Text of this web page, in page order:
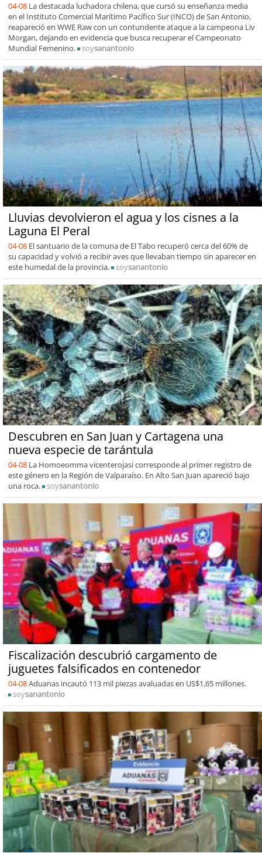
04-08 La destacada luchadora chilena, que cursó su enseñanza media
en el Instituto Comercial Marítimo Pacífico Sur (INCO) de San Antonio,
reapareció en WWE Raw con un contundente ataque a la campeona Liv
Morgan, dejando en evidencia que busca recuperar el Campeonato
Mundial Femenino.
soysanantonio
Lluvias devolvieron el agua y los cisnes a la
Laguna El Peral
04-08 El santuario de la comuna de El Tabo recuperó cerca del 60% de
su capacidad y volvió a recibir aves que llevaban tiempo sin aparecer en
este humedal de la provincia.
soysanantonio
Descubren en San Juan y Cartagena una
nueva especie de tarántula
04-08 La Homoeomma vicenterojasi corresponde al primer registro de
este género en la Región de Valparaíso. En Alto San Juan apareció bajo
una roca.
soysanantonio
Fiscalización descubrió cargamento de
juguetes falsificados en contenedor
04-08Aduanas incautó 113 mil piezas avaluadas en US$1,65 millones.
soysanantonio